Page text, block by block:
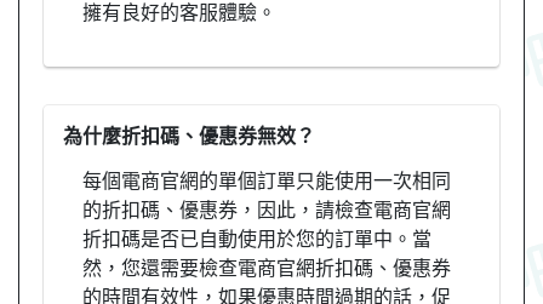
擁有良好的客服體驗。
為什麼折扣碼、優惠券無效？
每個電商官網的單個訂單只能使用一次相同
的折扣碼、優惠券，因此，請檢查電商官網
折扣碼是否已自動使用於您的訂單中。當
然，您還需要檢查電商官網折扣碼、優惠券
的時間有效性，如果優惠時間過期的話，促